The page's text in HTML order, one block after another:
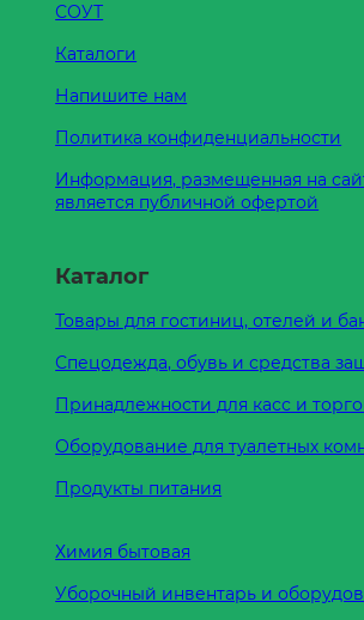
СОУТ
Каталоги
Напишите нам
Политика конфиденциальности
Информация, размещенная на
является публичной офертой
Каталог
Товары для гостиниц, отелей и
Спецодежда, обувь и средства
Принадлежности для касс и
Оборудование для туалетных
Продукты питания
Химия бытовая
Уборочный инвентарь и